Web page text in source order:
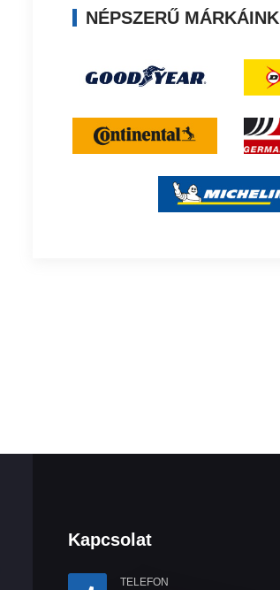
NÉPSZERŰ MÁRKÁINK
Kapcsolat
TELEFON